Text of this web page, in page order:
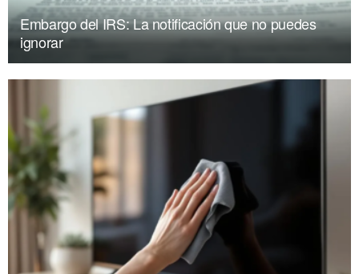
Embargo del IRS: La notificación que no puedes
ignorar